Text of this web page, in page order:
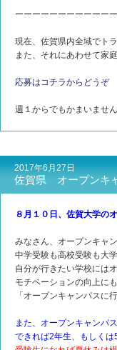
ーーーーーーーーーーー
現在、佐賀県内全域でト
また、それにあわせて家
応募はコチラからどうぞ
週１からでもかまいませ
2017年6月27日
佐賀県 オープンキ
８月１０日、佐賀大学の
みなさん、オープンキャ
中学受験も高校受験も大
自分が行きたい学校には
モチベーションの向上に
「オープンキャンパスに
また、オープンキャンパ
できれば2年生、もしくは